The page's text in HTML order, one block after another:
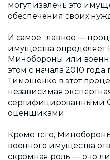
могут извлечь это
обеспечения своих
И самое главное —
имущества определяет
Минобороны или
этом с начала 2010
Тимошенко в этот
независимая
сертифицированными
оценщиками.
Кроме того,
военного имущества
скромная роль — оно